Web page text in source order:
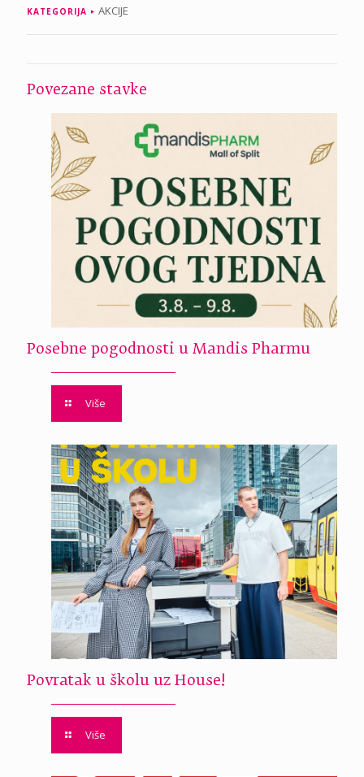
KATEGORIJA AKCIJE
Povezane stavke
Posebne pogodnosti u Mandis Pharmu
Više
Povratak u školu uz House!
Više